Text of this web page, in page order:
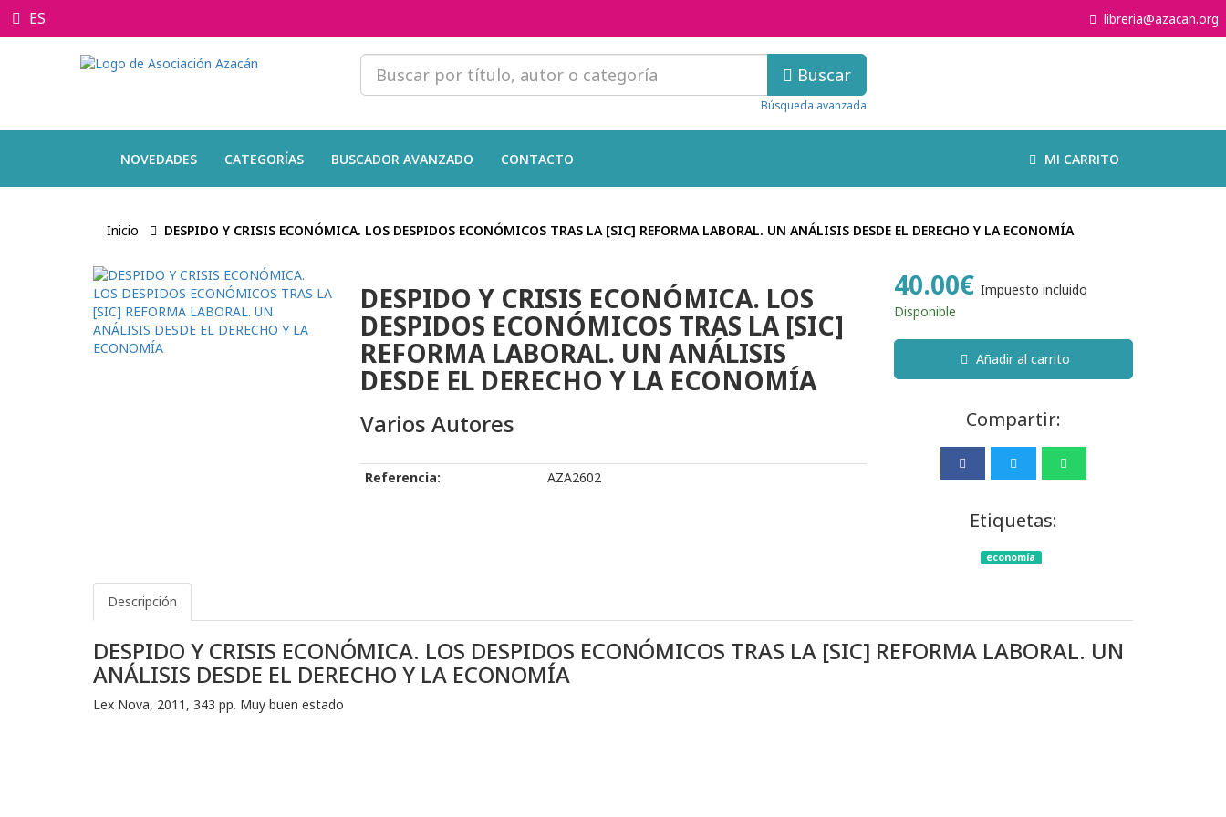
ES libreria@azacan.org
Buscar
Búsqueda avanzada
NOVEDADES CATEGORÍAS BUSCADOR AVANZADO CONTACTO MI CARRITO
Inicio DESPIDO Y CRISIS ECONÓMICA. LOS DESPIDOS ECONÓMICOS TRAS LA [SIC] REFORMA LABORAL. UN ANÁLISIS DESDE EL DERECHO Y LA ECONOMÍA
DESPIDO Y CRISIS ECONÓMICA. LOS
DESPIDOS ECONÓMICOS TRAS LA [SIC]
REFORMA LABORAL. UN ANÁLISIS
DESDE EL DERECHO Y LA ECONOMÍA
Varios Autores
Referencia: AZA2602
40.00€ Impuesto incluido
Disponible
Añadir al carrito
Compartir:
Etiquetas:
economía
Descripción
DESPIDO Y CRISIS ECONÓMICA. LOS DESPIDOS ECONÓMICOS TRAS LA [SIC] REFORMA LABORAL. UN
ANÁLISIS DESDE EL DERECHO Y LA ECONOMÍA
Lex Nova, 2011, 343 pp. Muy buen estado